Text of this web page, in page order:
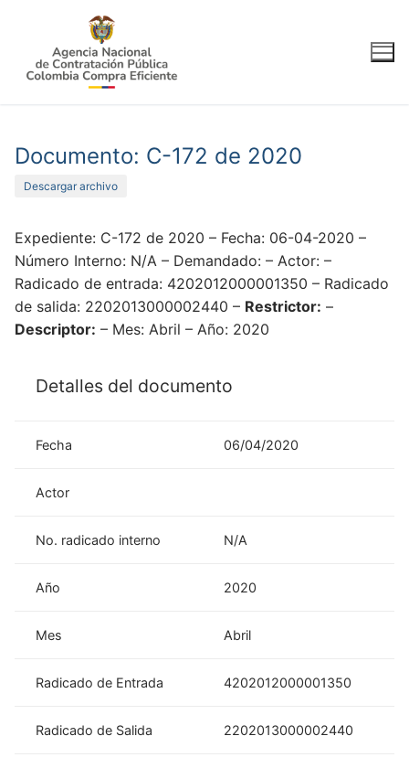
contenido
Documento: C-172 de 2020
Descargar archivo
Expediente: C-172 de 2020 – Fecha: 06-04-2020 –
Número Interno: N/A – Demandado: – Actor: –
Radicado de entrada: 4202012000001350 – Radicado
de salida: 2202013000002440 – Restrictor: –
Descriptor: – Mes: Abril – Año: 2020
Detalles del documento
Fecha 06/04/2020
Actor
No. radicado interno N/A
Año 2020
Mes Abril
Radicado de Entrada 4202012000001350
Radicado de Salida 2202013000002440